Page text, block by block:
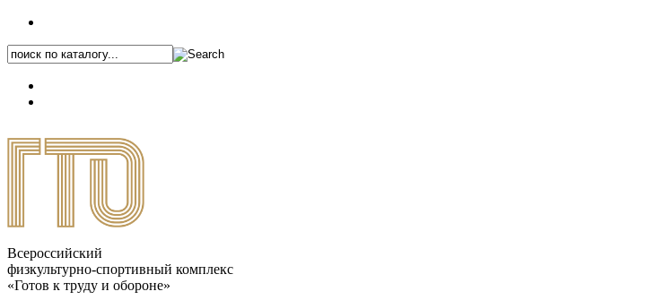
Всероссийский
физкультурно-спортивный комплекс
«Готов к труду и обороне»